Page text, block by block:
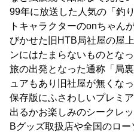
99年に放送した人気の「釣
トキャラクターのonちゃん
びかせた旧HTB局社屋の屋
ンにはたまらないものとな
旅の出発となった通称「局
ュアもあり旧社屋が無くな
保存版にふさわしいプレミ
出るかお楽しみのシークレ
Bグッズ取扱店や全国のロ